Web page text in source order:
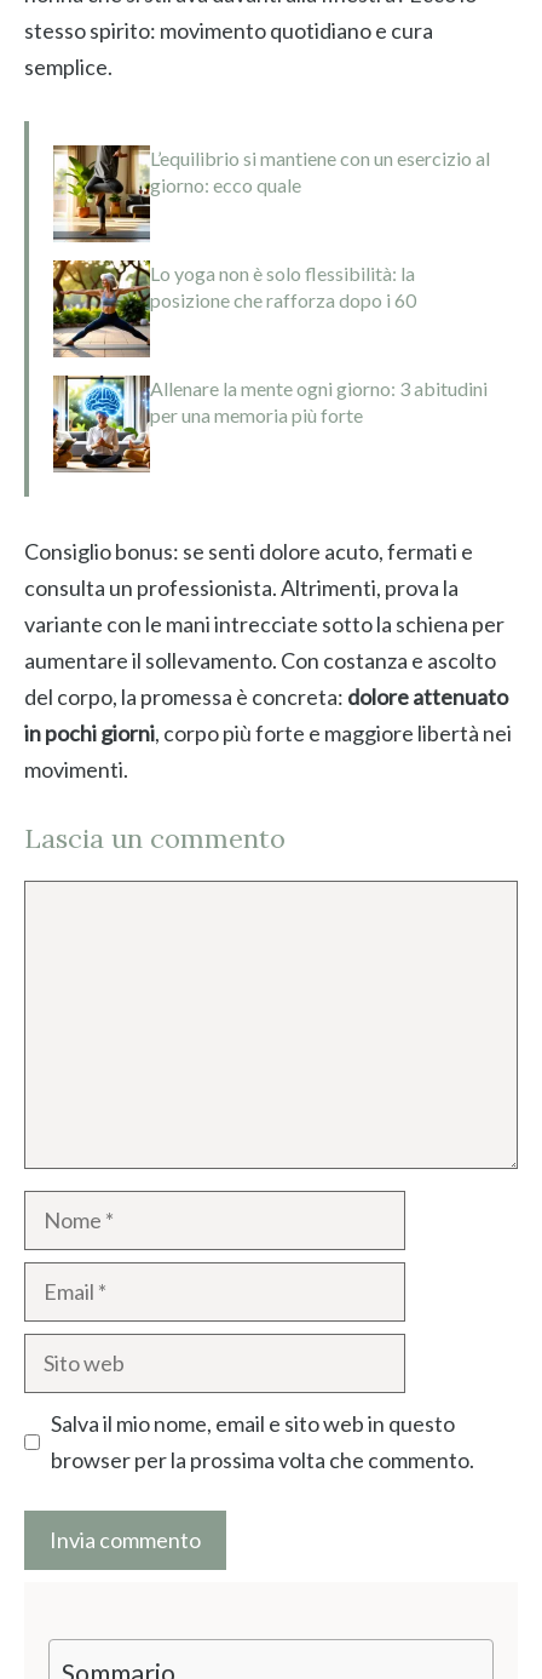
stesso spirito: movimento quotidiano e cura
semplice.
L’equilibrio si mantiene con un esercizio al
giorno: ecco quale
Lo yoga non è solo flessibilità: la
posizione che rafforza dopo i 60
Allenare la mente ogni giorno: 3 abitudini
per una memoria più forte
Consiglio bonus: se senti dolore acuto, fermati e
consulta un professionista. Altrimenti, prova la
variante con le mani intrecciate sotto la schiena per
aumentare il sollevamento. Con costanza e ascolto
del corpo, la promessa è concreta: dolore attenuato
in pochi giorni, corpo più forte e maggiore libertà nei
movimenti.
Lascia un commento
Nome
Email
Sito
web
Salva il mio nome, email e sito web in questo
browser per la prossima volta che commento.